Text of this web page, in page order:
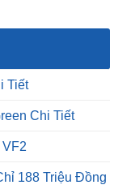
Tiết
Chi Tiết
188 Triệu Đồng